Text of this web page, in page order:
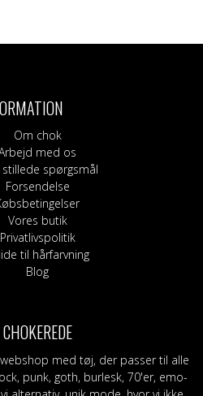
Om chok
med os
spørgsmål
Forsendelse
Vores butik
Privatlivspolitik
til hårfarvning
Blog
med tøj, der passer til alle
punk, goth, burlesk, 70'er, emo-